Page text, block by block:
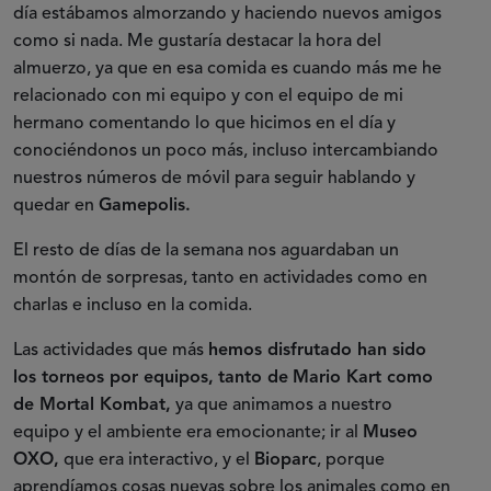
día estábamos almorzando y haciendo nuevos amigos
como si nada. Me gustaría destacar la hora del
almuerzo, ya que en esa comida es cuando más me he
relacionado con mi equipo y con el equipo de mi
hermano comentando lo que hicimos en el día y
conociéndonos un poco más, incluso intercambiando
nuestros números de móvil para seguir hablando y
quedar en Gamepolis.
El resto de días de la semana nos aguardaban un
montón de sorpresas, tanto en actividades como en
charlas e incluso en la comida.
Las actividades que más hemos disfrutado han sido
los torneos por equipos, tanto de Mario Kart como
de Mortal Kombat, ya que animamos a nuestro
equipo y el ambiente era emocionante; ir al
Museo
OXO, que era interactivo, y el Bioparc, porque